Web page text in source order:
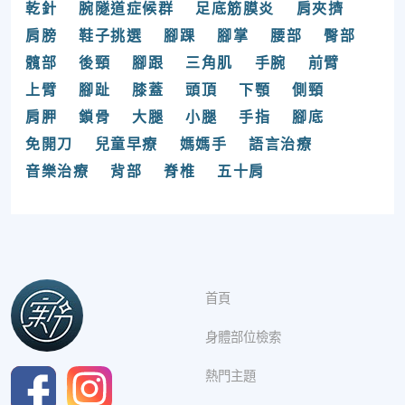
乾針 腕隧道症候群 足底筋膜炎
肩夾擠
肩膀
鞋子挑選 腳踝 腳掌 腰部
臀部
髖部
後頸 腳跟 三角肌 手腕
前臂
上臂
腳趾 膝蓋 頭頂 下顎
側頸
肩胛
鎖骨 大腿 小腿 手指
腳底
免開刀
兒童早療 媽媽手
語言治療
音樂治療
背部 脊椎 五十肩
首頁
身體部位檢索
熱門主題